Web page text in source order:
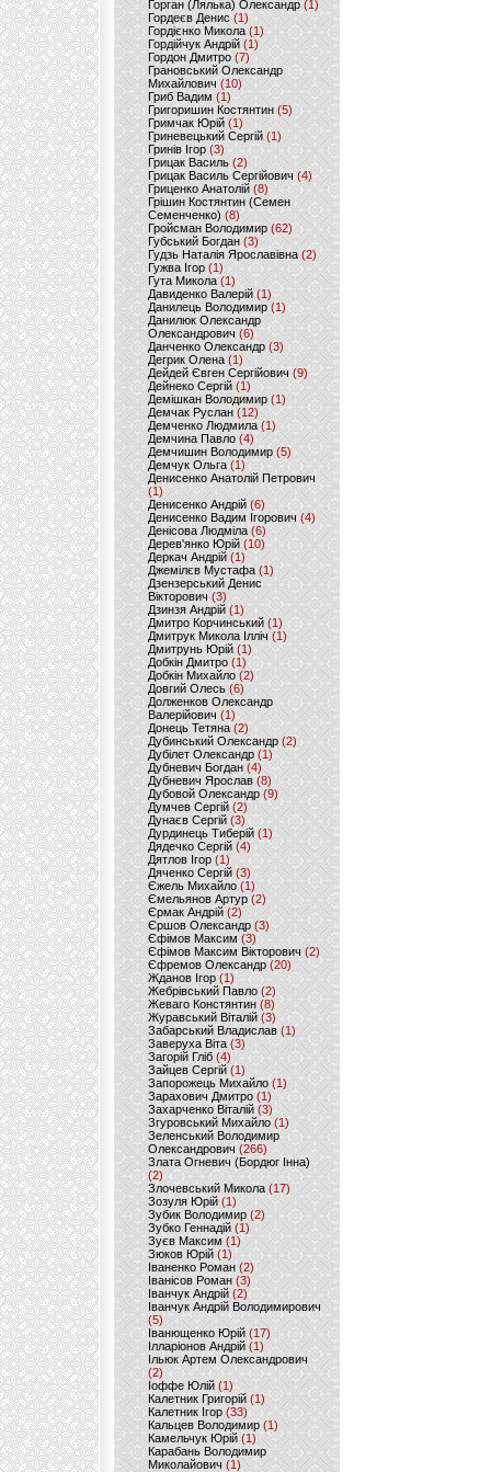
Горган (Лялька) Олександр(1)
Гордеєв Денис (1)
Гордієнко Микола (1)
Гордійчук Андрій (1)
Гордон Дмитро (7)
Грановський Олександр
Михайлович (10)
Гриб Вадим (1)
Григоришин Костянтин (5)
Гримчак Юрій(1)
Гриневецький Сергій(1)
Гринів Ігор (3)
Грицак Василь (2)
Грицак Василь Сергійович (4)
Гриценко Анатолій (8)
Грішин Костянтин (Семен
Семенченко)(8)
Гройсман Володимир(62)
Губський Богдан (3)
Гудзь Наталія Ярославівна(2)
Гужва Ігор (1)
Гута Микола (1)
Давиденко Валерій (1)
Данилець Володимир(1)
Данилюк Олександр
Олександрович (6)
Данченко Олександр (3)
Дегрик Олена(1)
Дейдей Євген Сергійович(9)
Дейнеко Сергій (1)
Демішкан Володимир(1)
Демчак Руслан (12)
Демченко Людмила (1)
Демчина Павло (4)
Демчишин Володимир (5)
Демчук Ольга(1)
Денисенко Анатолій Петрович
(1)
Денисенко Андрій (6)
Денисенко Вадим Ігорович (4)
Денісова Людміла(6)
Дерев'янко Юрій(10)
Деркач Андрій(1)
Джемілєв Мустафа (1)
Дзензерський Денис
Вікторович (3)
Дзинзя Андрій (1)
Дмитро Корчинський (1)
Дмитрук Микола Ілліч (1)
Дмитрунь Юрій (1)
Добкін Дмитро(1)
Добкін Михайло (2)
Довгий Олесь (6)
Долженков Олександр
Валерійович (1)
Донець Тетяна (2)
Дубинський Олександр(2)
Дубілет Олександр (1)
Дубневич Богдан (4)
Дубневич Ярослав (8)
Дубовой Олександр(9)
Думчев Сергій (2)
Дунаєв Сергій(3)
Дурдинець Тиберій (1)
Дядечко Сергій (4)
Дятлов Ігор (1)
Дяченко Сергій (3)
Єжель Михайло (1)
Ємельянов Артур (2)
Єрмак Андрій (2)
Єршов Олександр (3)
Єфімов Максим (3)
Єфімов Максим Вікторович (2)
Єфремов Олександр (20)
Жданов Ігор (1)
Жебрівський Павло (2)
Жеваго Констянтин (8)
Журавський Віталій (3)
Забарський Владислав (1)
Заверуха Віта (3)
Загорій Гліб (4)
Зайцев Сергій(1)
Запорожець Михайло (1)
Зарахович Дмитро (1)
Захарченко Віталій (3)
Згуровський Михайло (1)
Зеленський Володимир
Олександрович (266)
Злата Огневич (Бордюг Інна)
(2)
Злочевський Микола(17)
Зозуля Юрій (1)
Зубик Володимир (2)
Зубко Геннадій (1)
Зуєв Максим(1)
Зюков Юрій (1)
Іваненко Роман (2)
Іванісов Роман (3)
Іванчук Андрій(2)
Іванчук Андрій Володимирович
(5)
Іванющенко Юрій (17)
Ілларіонов Андрій (1)
Ільюк Артем Олександрович
(2)
Іоффе Юлій (1)
Калетник Григорій(1)
Калетник Ігор (33)
Кальцев Володимир(1)
Камельчук Юрій (1)
Карабань Володимир
Миколайович (1)